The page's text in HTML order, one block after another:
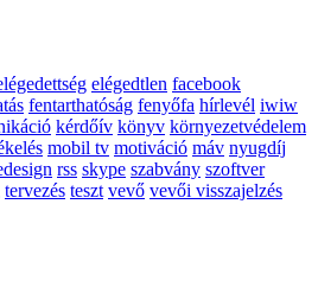
elégedtlen facebook
fentarthatóság fenyőfa hírlevél iwiw
kérdőív könyv környezetvédelem
mobil tv motiváció máv nyugdíj
rss skype szabvány szoftver
tervezés teszt vevő vevői visszajelzés